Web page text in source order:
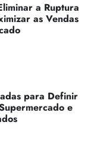
a Ruptura
as Vendas
para Definir
e